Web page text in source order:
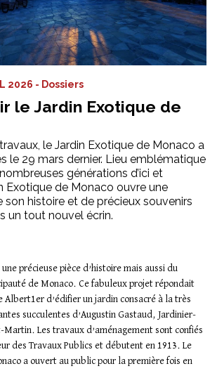
2026 - Dossiers
le Jardin Exotique de
le Jardin Exotique de Monaco a
le 29 mars dernier. Lieu emblématique
générations d’ici et
Exotique de Monaco ouvre une
histoire et de précieux souvenirs
un tout nouvel écrin.
précieuse pièce d’histoire mais aussi du
de Monaco. Ce fabuleux projet répondait
Albert1er d’édifier un jardin consacré à la très
succulentes d’Augustin Gastaud, Jardinier-
Martin. Les travaux d’aménagement sont confiés
des Travaux Publics et débutent en 1913. Le
a ouvert au public pour la première fois en